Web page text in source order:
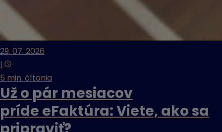
29. 07. 2026
|
5 min. čítania
Už o pár mesiacov
príde eFaktúra: Viete, ako sa